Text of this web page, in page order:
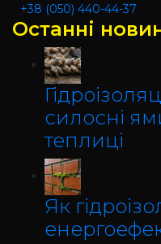
+38 (050) 440-44-37
Останні
силосні
теплиці
Як